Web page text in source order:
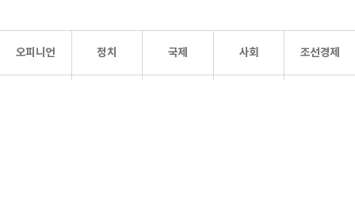
오피니언 정치 국제 사회 조선경제